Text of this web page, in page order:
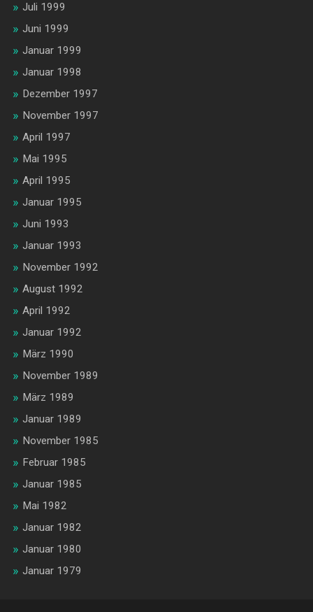
Juli 1999
Juni 1999
Januar 1999
Januar 1998
Dezember 1997
November 1997
April 1997
Mai 1995
April 1995
Januar 1995
Juni 1993
Januar 1993
November 1992
August 1992
April 1992
Januar 1992
März 1990
November 1989
März 1989
Januar 1989
November 1985
Februar 1985
Januar 1985
Mai 1982
Januar 1982
Januar 1980
Januar 1979